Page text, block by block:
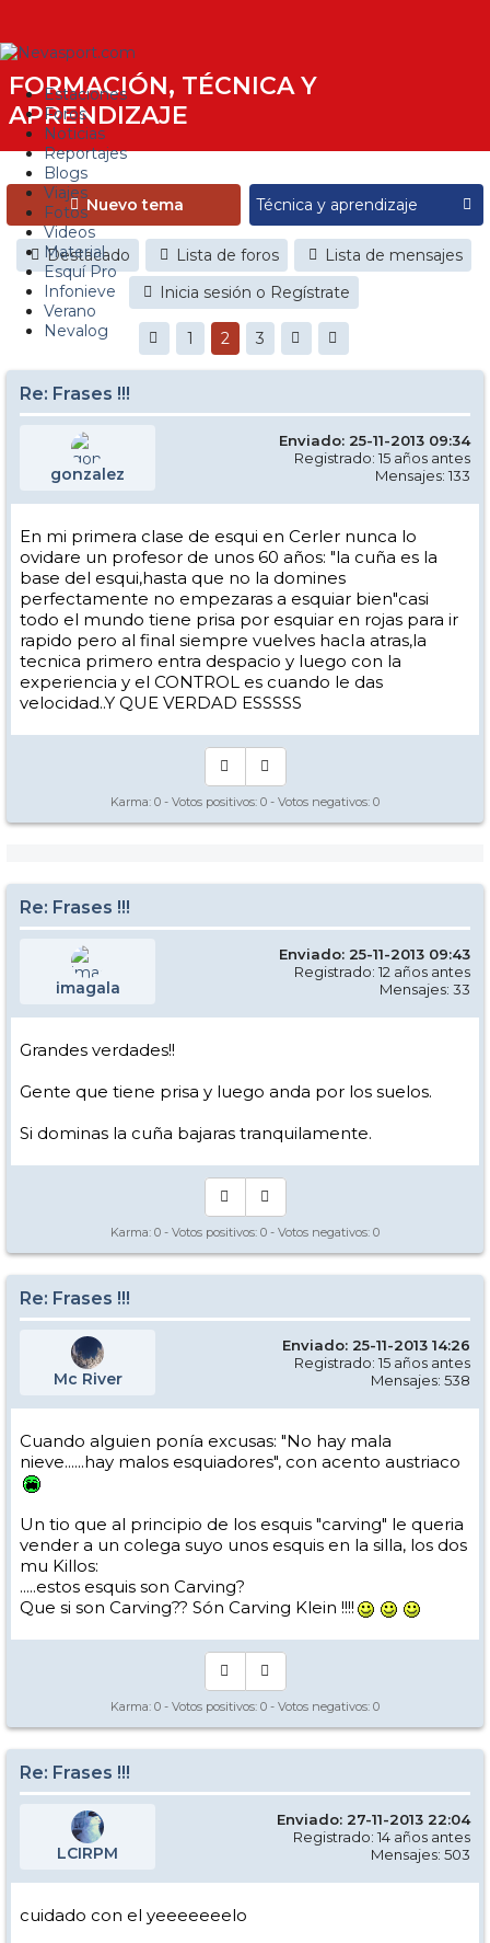
Estaciones
Foros
Noticias
Reportajes
Blogs
Viajes
Fotos
Videos
Material
Esquí Pro
Infonieve
Verano
Nevalog
FORMACIÓN, TÉCNICA Y
APRENDIZAJE
Nuevo tema
Destacado Lista de foros
Lista de mensajes
Inicia sesión o Regístrate
1 2 3
Re: Frases !!!
gonzalez
Enviado: 25-11-2013 09:34
Registrado: 15 años antes
Mensajes: 133
En mi primera clase de esqui en Cerler nunca lo
ovidare un profesor de unos 60 años: "la cuña es la
base del esqui,hasta que no la domines
perfectamente no empezaras a esquiar bien"casi
todo el mundo tiene prisa por esquiar en rojas para ir
rapido pero al final siempre vuelves hacIa atras,la
tecnica primero entra despacio y luego con la
experiencia y el CONTROL es cuando le das
velocidad..Y QUE VERDAD ESSSSS
Karma: 0 - Votos positivos: 0 - Votos negativos: 0
Re: Frases !!!
imagala
Enviado: 25-11-2013 09:43
Registrado: 12 años antes
Mensajes: 33
Grandes verdades!!
Gente que tiene prisa y luego anda por los suelos.
Si dominas la cuña bajaras tranquilamente.
Karma: 0 - Votos positivos: 0 - Votos negativos: 0
Re: Frases !!!
Mc River
Enviado: 25-11-2013 14:26
Registrado: 15 años antes
Mensajes: 538
Cuando alguien ponía excusas: "No hay mala
nieve......hay malos esquiadores", con acento austriaco
Un tio que al principio de los esquis "carving" le queria
vender a un colega suyo unos esquis en la silla, los dos
mu Killos:
.....estos esquis son Carving?
Que si son Carving?? Són Carving Klein !!!!
Karma: 0 - Votos positivos: 0 - Votos negativos: 0
Re: Frases !!!
LCIRPM
Enviado: 27-11-2013 22:04
Registrado: 14 años antes
Mensajes: 503
cuidado con el yeeeeeeelo